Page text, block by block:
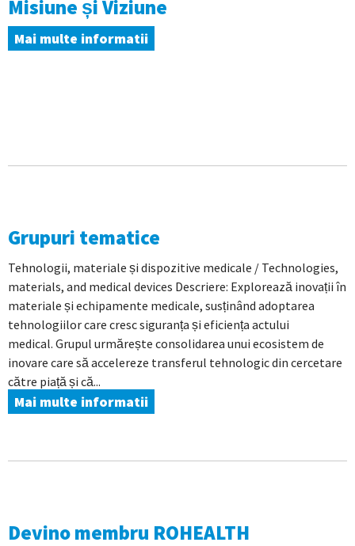
Misiune și Viziune
Mai multe informatii
Grupuri tematice
Tehnologii, materiale și dispozitive medicale / Technologies,
materials, and medical devices Descriere: Explorează inovații în
materiale și echipamente medicale, susținând adoptarea
tehnologiilor care cresc siguranța și eficiența actului
medical. Grupul urmărește consolidarea unui ecosistem de
inovare care să accelereze transferul tehnologic din cercetare
către piață și că...
Mai multe informatii
Devino membru ROHEALTH